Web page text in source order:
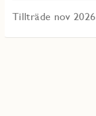
Tillträde nov 2026